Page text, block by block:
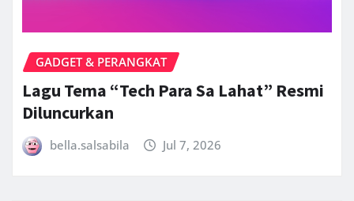
GADGET & PERANGKAT
Lagu Tema “Tech Para Sa Lahat” Resmi
Diluncurkan
bella.salsabila Jul 7, 2026